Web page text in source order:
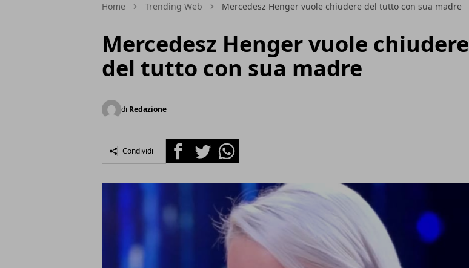
Home Trending Web Mercedesz Henger vuole chiudere del tutto con sua madre
Mercedesz Henger vuole chiudere
del tutto con sua madre
di Redazione
Condividi FacebookTwitterWhatsapp